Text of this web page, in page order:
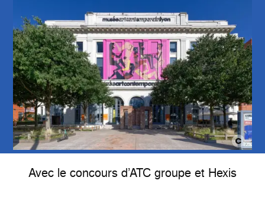
Avec le concours d’ATC groupe et Hexis